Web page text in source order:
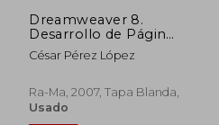
Dreamweaver 8.
Desarrollo de Páginas
web Dinámicas con
php y Mysql
César Pérez López
Ra-Ma, 2007, Tapa Blanda,
Usado